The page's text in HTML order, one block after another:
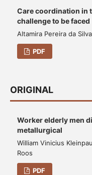
Care coordination in
challenge to be faced
Altamira Pereira da
PDF
ORIGINAL
Worker elderly men
metallurgical
William Vinicius
Roos
PDF